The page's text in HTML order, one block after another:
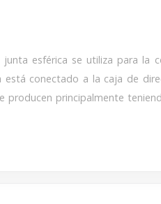
esférica se utiliza para la
conectado a la caja de
principalmente